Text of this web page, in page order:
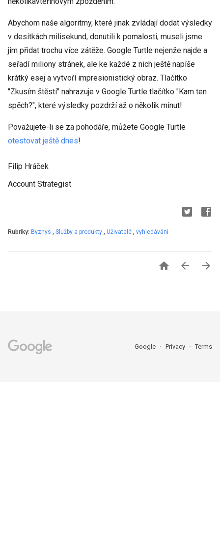
Abychom naše algoritmy, které jinak zvládají dodat výsledky
v desítkách milisekund, donutili k pomalosti, museli jsme
jim přidat trochu více zátěže. Google Turtle nejenže najde a
seřadí miliony stránek, ale ke každé z nich ještě napíše
krátký esej a vytvoří impresionistický obraz. Tlačítko
"Zkusím štěstí" nahrazuje v Google Turtle tlačítko "Kam ten
spěch?", které výsledky pozdrží až o několik minut!
Považujete-li se za pohodáře, můžete Google Turtle
otestovat ještě dnes!
Filip Hráček
Account Strategist
Rubriky: Byznys , Služby a produkty , Uživatelé , vyhledávání
  
Google Privacy Terms